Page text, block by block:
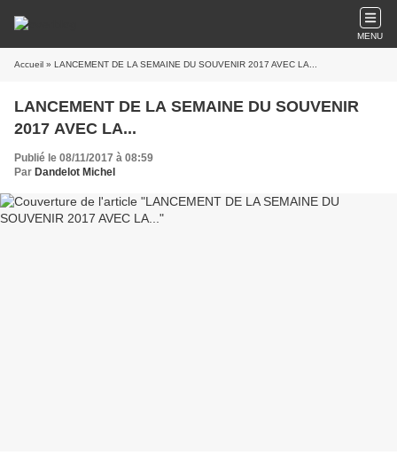
MENU
Accueil » LANCEMENT DE LA SEMAINE DU SOUVENIR 2017 AVEC LA...
LANCEMENT DE LA SEMAINE DU SOUVENIR
2017 AVEC LA...
Publié le 08/11/2017 à 08:59
Par Dandelot Michel